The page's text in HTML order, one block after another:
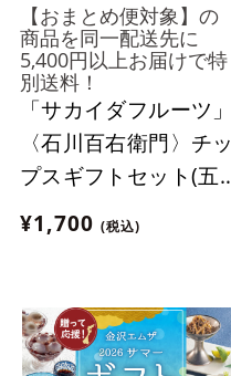
【おまとめ便対象】の
商品を同一配送先に
5,400円以上お届けで特
別送料！
「サカイダフルーツ」
〈石川百右衛門〉チッ
プスギフトセット(五
郎島さつまいも・加賀
れんこん)【おまとめ
¥1,700 (税込)